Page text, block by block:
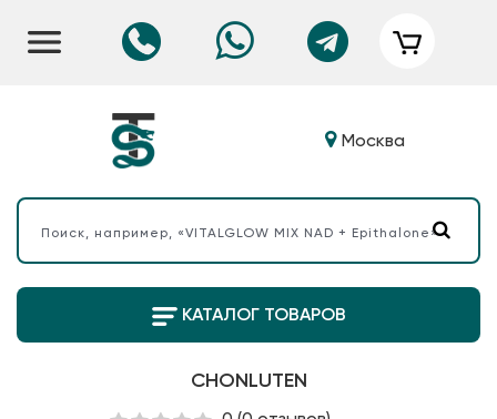
Москва
КАТАЛОГ ТОВАРОВ
CHONLUTEN